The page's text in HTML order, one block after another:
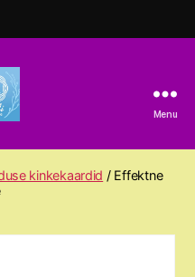
Menu
kinkekaardid / Effektne